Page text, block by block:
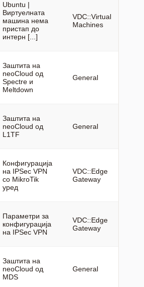
Ubuntu |
Виртуелната
машина нема
пристап до
интерн [...]
VDC::Virtual
Machines
Заштита на
neoCloud од
Spectre и
Meltdown
General
Заштита на
neoCloud од
L1TF
General
Конфигурација
на IPSec VPN
со MikroTik
уред
VDC::Edge
Gateway
Параметри за
конфигурација
на IPSec VPN
VDC::Edge
Gateway
Заштита на
neoCloud од
MDS
General